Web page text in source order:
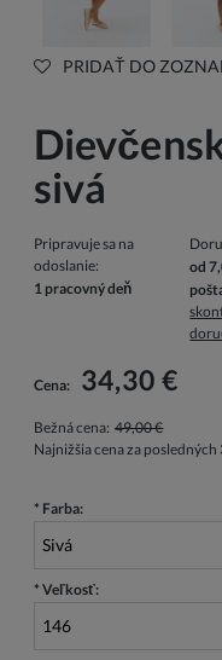
PRIDAŤ DO
sivá
Pripravuje sa na
odoslanie:
1 pracovný deň
od
V cene nie sú
Cena: 34,30 €
Bežná cena: 49,00 €
Najnižšia cena za
* Farba:
* Veľkosť: